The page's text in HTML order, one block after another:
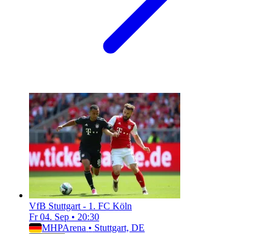
VfB Stuttgart - 1. FC Köln
Fr 04. Sep • 20:30
MHPArena • Stuttgart, DE